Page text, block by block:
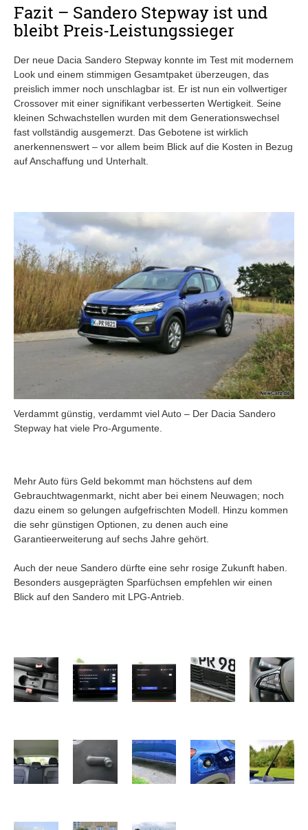
Fazit – Sandero Stepway ist und
bleibt Preis-Leistungssieger
Der neue Dacia Sandero Stepway konnte im Test mit modernem
Look und einem stimmigen Gesamtpaket überzeugen, das
preislich immer noch unschlagbar ist. Er ist nun ein vollwertiger
Crossover mit einer signifikant verbesserten Wertigkeit. Seine
kleinen Schwachstellen wurden mit dem Generationswechsel
fast vollständig ausgemerzt. Das Gebotene ist wirklich
anerkennenswert – vor allem beim Blick auf die Kosten in Bezug
auf Anschaffung und Unterhalt.
Verdammt günstig, verdammt viel Auto – Der Dacia Sandero
Stepway hat viele Pro-Argumente.
Mehr Auto fürs Geld bekommt man höchstens auf dem
Gebrauchtwagenmarkt, nicht aber bei einem Neuwagen; noch
dazu einem so gelungen aufgefrischten Modell. Hinzu kommen
die sehr günstigen Optionen, zu denen auch eine
Garantieerweiterung auf sechs Jahre gehört.
Auch der neue Sandero dürfte eine sehr rosige Zukunft haben.
Besonders ausgeprägten Sparfüchsen empfehlen wir einen
Blick auf den Sandero mit LPG-Antrieb.